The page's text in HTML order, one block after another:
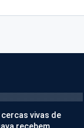
vivas de